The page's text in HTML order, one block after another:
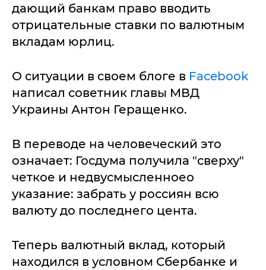
дающий банкам право вводить
отрицательные ставки по валютным
вкладам юрлиц.
О ситуации в своем блоге в Facebook
написал советник главы МВД
Украины Антон Геращенко.
В переводе на человеческий это
означает: Госдума получила "сверху"
четкое и недвусмысленноео
указание: забрать у россиян всю
валюту до последнего цента.
Теперь валютный вклад, который
находился в условном Сбербанке и